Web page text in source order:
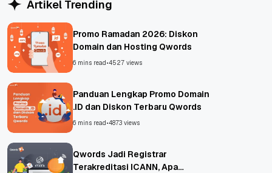
Artikel Trending
Promo Ramadan 2026: Diskon
Domain dan Hosting Qwords
6 mins read•4527 views
Panduan Lengkap Promo Domain
.ID dan Diskon Terbaru Qwords
6 mins read•4873 views
Qwords Jadi Registrar
Terakreditasi ICANN, Apa